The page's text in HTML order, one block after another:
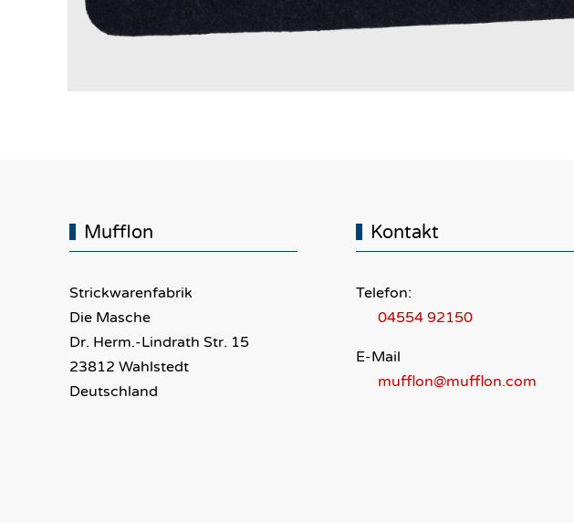
Mufflon
Strickwarenfabrik
Die Masche
Dr. Herm.-Lindrath Str. 15
23812 Wahlstedt
Deutschland
Kontakt
Telefon:
04554 92150
E-Mail
mufflon@mufflon.com